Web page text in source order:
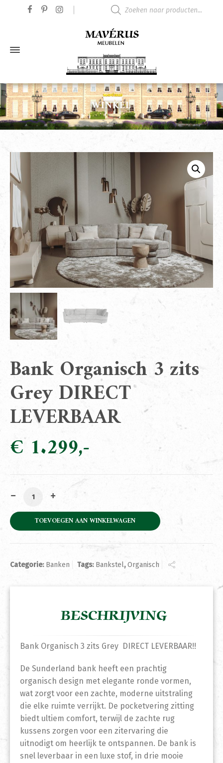
WINKEL
Bank Organisch 3 zits
Grey DIRECT
LEVERBAAR
€1.299
Bank Organisch 3 zits Grey DIRECT LEVERBAAR aantal
TOEVOEGEN AAN WINKELWAGEN
Categorie: Banken Tags: Bankstel,Organisch
BESCHRIJVING
Bank Organisch 3 zits Grey DIRECT LEVERBAAR!!
De Sunderland bank heeft een prachtig
organisch design met elegante ronde vormen,
wat zorgt voor een zachte, moderne uitstraling
die elke ruimte verrijkt. De pocketvering zitting
biedt ultiem comfort, terwijl de zachte rug
kussens zorgen voor een zitervaring die
uitnodigt om heerlijk te ontspannen. De bank is
snel leverbaar in een luxe stof, in drie mooie